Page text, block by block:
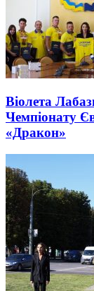
Віолета
Чемпіонату
«Дракон»